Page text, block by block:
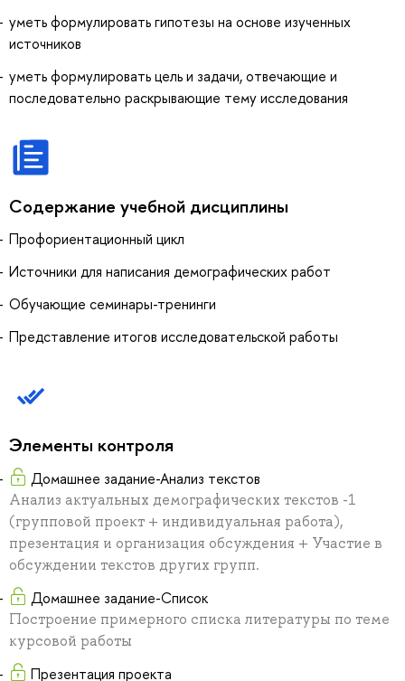
уметь формулировать гипотезы на основе изученных
источников
уметь формулировать цель и задачи, отвечающие и
последовательно раскрывающие тему исследования
Содержание учебной дисциплины
Профориентационный цикл
Источники для написания демографических работ
Обучающие семинары-тренинги
Представление итогов исследовательской работы
Элементы контроля
Домашнее задание-Анализ текстов
Анализ актуальных демографических текстов -1
(групповой проект + индивидуальная работа),
презентация и организация обсуждения + Участие в
обсуждении текстов других групп.
Домашнее задание-Список
Построение примерного списка литературы по теме
курсовой работы
Презентация проекта